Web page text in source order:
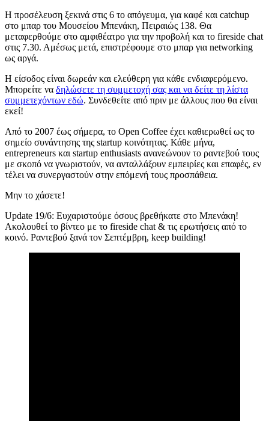
Η προσέλευση ξεκινά στις 6 το απόγευμα, για καφέ και catchup
στο μπαρ του Μουσείου Μπενάκη, Πειραιώς 138. Θα
μεταφερθούμε στο αμφιθέατρο για την προβολή και το fireside chat
στις 7.30. Αμέσως μετά, επιστρέφουμε στο μπαρ για networking
ως αργά.
Η είσοδος είναι δωρεάν και ελεύθερη για κάθε ενδιαφερόμενο.
Μπορείτε να δηλώσετε τη συμμετοχή σας και να δείτε τη λίστα
συμμετεχόντων εδώ. Συνδεθείτε από πριν με άλλους που θα είναι
εκεί!
Από το 2007 έως σήμερα, το Open Coffee έχει καθιερωθεί ως το
σημείο συνάντησης της startup κοινότητας. Κάθε μήνα,
entrepreneurs και startup enthusiasts ανανεώνουν το ραντεβού τους
με σκοπό να γνωριστούν, να ανταλλάξουν εμπειρίες και επαφές, εν
τέλει να συνεργαστούν στην επόμενή τους προσπάθεια.
Μην το χάσετε!
Update 19/6: Ευχαριστούμε όσους βρεθήκατε στο Μπενάκη!
Ακολουθεί το βίντεο με το fireside chat & τις ερωτήσεις από το
κοινό. Ραντεβού ξανά τον Σεπτέμβρη, keep building!